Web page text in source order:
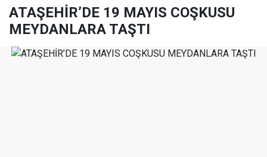
ATAŞEHİR’DE 19 MAYIS COŞKUSU
MEYDANLARA TAŞTI